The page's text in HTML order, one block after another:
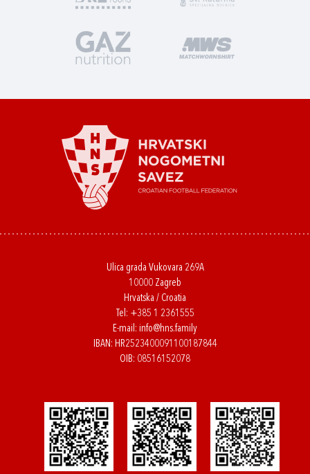
Ulica grada Vukovara 269A
10000 Zagreb
Hrvatska / Croatia
Tel: +385 1 2361555
E-mail: info@hns.family
IBAN: HR2523400091100187844
OIB: 08516152078